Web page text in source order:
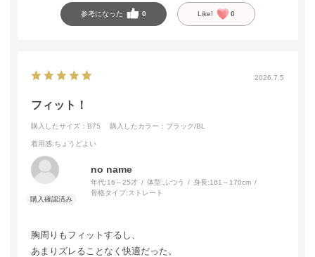
参考になった 0 Like! 0
2026.7.5
フィット！
購入したサイズ：B75 購入したカラー：ブラック/BL
着用感:ちょうどよい
no name
年代:16～25才 体型: ふつう 身長:161～170cm
骨格タイプ: ストレート
胸周りもフィットするし、
あまりズレることなく快適だった。